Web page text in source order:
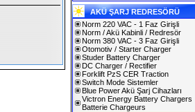
AKÜ ŞARJ REDRESÖRÜ
Norm 220 VAC - 1 Faz Girişli
Norm / Akü Kabinli / Redresör
Norm 380 VAC - 3 Faz Girişli
Otomotiv / Starter Charger
Studer Battery Charger
DC Charger / Rectifier
Forklift PzS CER Traction
Switch Mode Sistemler
Blue Power Akü Şarj Cihazları
Victron Energy Battery Chargers
Batterie Chargeurs